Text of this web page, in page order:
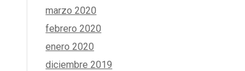
marzo 2020
febrero 2020
enero 2020
diciembre 2019